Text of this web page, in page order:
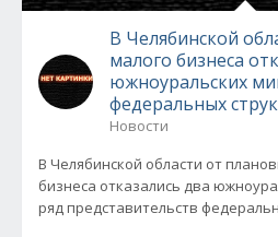
В Челябинской
малого бизнеса
южноуральских
федеральных
Новости
В Челябинской области от
бизнеса отказались два
ряд представительств